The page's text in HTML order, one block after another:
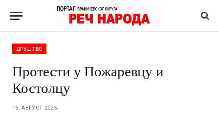
ДРУШТВО
Протести у Пожаревцу и
Костолцу
16. АВГУСТ 2025.